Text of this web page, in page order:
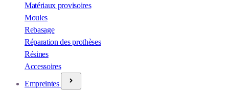
Matériaux provisoires
Moules
Rebasage
Réparation des prothèses
Résines
Accessoires
Empreintes